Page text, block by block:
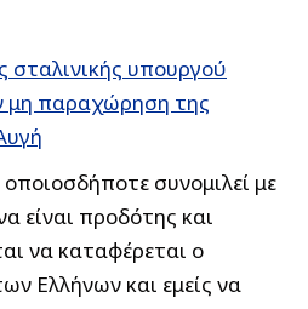
σταλινικής υπουργού
μη παραχώρηση της
συνομιλεί με
είναι προδότης και
να καταφέρεται ο
Ελλήνων και εμείς να